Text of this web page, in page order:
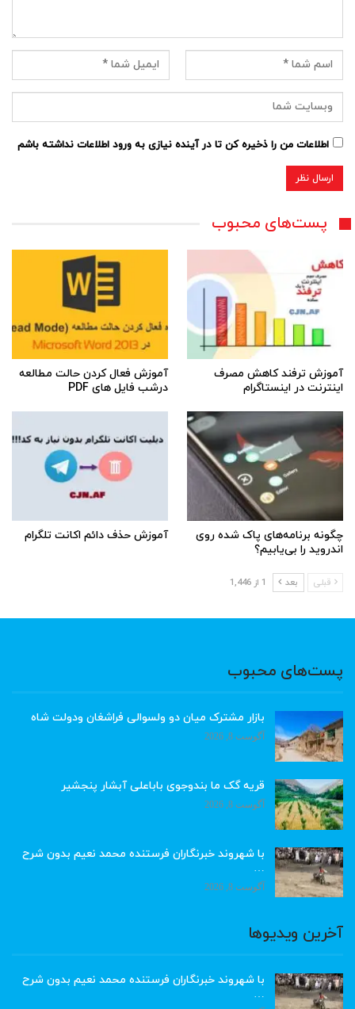
اطلاعات من را ذخیره کن تا در آینده نیازی به ورود اطلاعات نداشته باشم
پست‌های محبوب
آموزش ترفند کاهش مصرف
اینترنت در اینستاگرام
آموزش فعال کردن حالت مطالعه
درشب فایل های PDF
چگونه برنامه‌های پاک شده روی
اندروید را بی‌یابیم؟
آموزش حذف دائم اکانت تلگرام
قبلی بعد 1 از 1,446
پست‌های محبوب
بازار مشترک میان دو ولسوالی فراشغان ودولت شاه
آگوست 8, 2026
قریه گک ما بندوجوی باباعلی آبشار پنجشیر
آگوست 8, 2026
با شهروند خبرنگاران فرستنده محمد نعیم بدون شرح
…
آگوست 8, 2026
آخرین ویدیوها
با شهروند خبرنگاران فرستنده محمد نعیم بدون شرح
…